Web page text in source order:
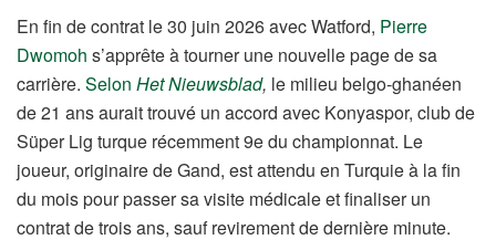
En fin de contrat le 30 juin 2026 avec Watford, Pierre
Dwomoh s’apprête à tourner une nouvelle page de sa
carrière. Selon Het Nieuwsblad, le milieu belgo-ghanéen
de 21 ans aurait trouvé un accord avec Konyaspor, club de
Süper Lig turque récemment 9e du championnat. Le
joueur, originaire de Gand, est attendu en Turquie à la fin
du mois pour passer sa visite médicale et finaliser un
contrat de trois ans, sauf revirement de dernière minute.